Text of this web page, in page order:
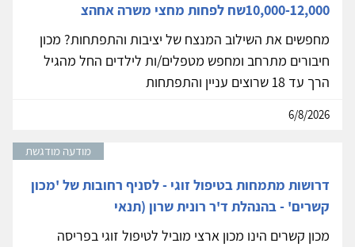
10,000-12,000שח לפחות מחצי משרה אחהצ
מחפשים את השילוב המנצח של יציבות והתפתחות? מכון
חיבורים מתרחב ומחפש מטפלים/ות לילדים החל מהגיל
הרך עד 18 שרוצים עניין והתפתחות
6/8/2026
מודעה מודגשת
דרושות מתמחות בטיפול זוגי - לסניף רחובות של 'מכון
קשרים' - בהנהלת ד'ר רונית שרון (תנאי
מכון קשרים הינו מכון ארצי מוביל לטיפול זוגי בפריסה